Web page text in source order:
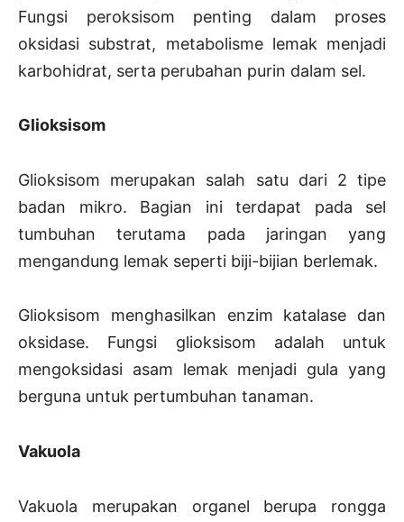
Fungsi peroksisom penting dalam proses
oksidasi substrat, metabolisme lemak menjadi
karbohidrat, serta perubahan purin dalam sel.
Glioksisom
Glioksisom merupakan salah satu dari 2 tipe
badan mikro. Bagian ini terdapat pada sel
tumbuhan terutama pada jaringan yang
mengandung lemak seperti biji-bijian berlemak.
Glioksisom menghasilkan enzim katalase dan
oksidase. Fungsi glioksisom adalah untuk
mengoksidasi asam lemak menjadi gula yang
berguna untuk pertumbuhan tanaman.
Vakuola
Vakuola merupakan organel berupa rongga